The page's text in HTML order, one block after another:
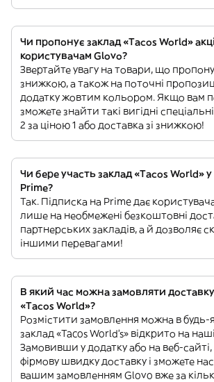
Чи пропонує заклад «Tacos World»
користувачам Glovo?
Звертайте увагу на товари, що
знижкою, а також на поточні
додатку жовтим кольором. Якщо вам
зможете знайти такі вигідні
2 за ціною 1 або доставка зі знижкою!
Чи бере участь заклад «Tacos World» у
Prime?
Так. Підписка на Prime дає
лише на необмежені безкоштовні
партнерських закладів, а й дозволяє
іншими перевагами!
В який час можна замовляти доставку
«Tacos World»?
Розмістити замовлення можна в будь-
заклад «Tacos World’s» відкрито на
Замовивши у додатку або на веб-
фірмову швидку доставку і зможете
вашим замовленням Glovo вже за